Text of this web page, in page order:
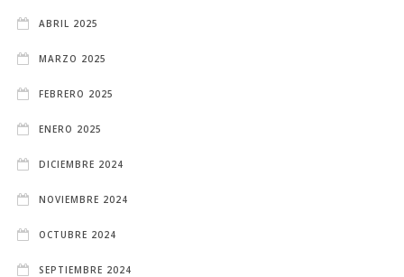
ABRIL 2025
MARZO 2025
FEBRERO 2025
ENERO 2025
DICIEMBRE 2024
NOVIEMBRE 2024
OCTUBRE 2024
SEPTIEMBRE 2024